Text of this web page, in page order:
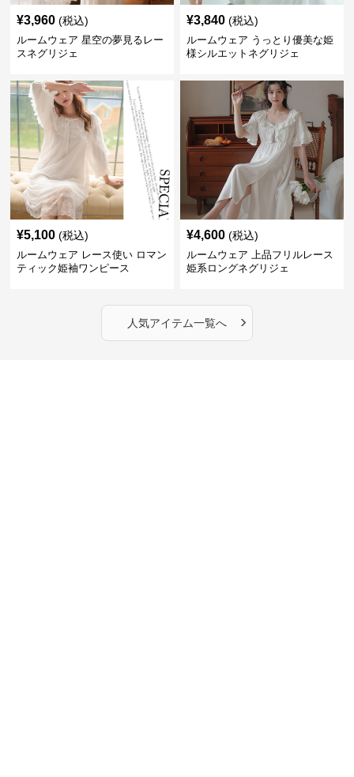
¥3,960 (税込)
ルームウェア 星空の夢見るレー
スネグリジェ
¥3,840 (税込)
ルームウェア うっとり優美な姫
様シルエットネグリジェ
¥5,100 (税込)
ルームウェア レース使い ロマン
ティック姫袖ワンピース
¥4,600 (税込)
ルームウェア 上品フリルレース
姫系ロングネグリジェ
人気アイテム一覧へ ›